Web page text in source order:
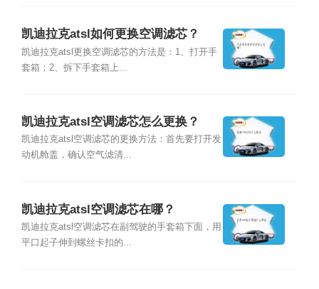
凯迪拉克atsl如何更换空调滤芯？
凯迪拉克atsl更换空调滤芯的方法是：1、打开手
套箱；2、拆下手套箱上...
凯迪拉克atsl空调滤芯怎么更换？
凯迪拉克atsl空调滤芯的更换方法：首先要打开发
动机舱盖，确认空气滤清...
凯迪拉克atsl空调滤芯在哪？
凯迪拉克atsl空调滤芯在副驾驶的手套箱下面，用
平口起子伸到螺丝卡扣的...